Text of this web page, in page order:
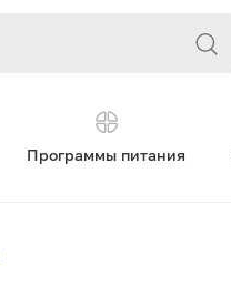
Программы питания